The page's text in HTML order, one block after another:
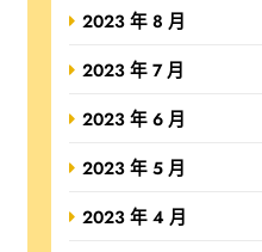
2023 年 8 月
2023 年 7 月
2023 年 6 月
2023 年 5 月
2023 年 4 月